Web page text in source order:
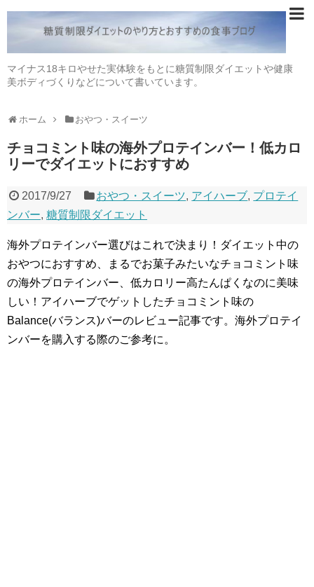
マイナス18キロやせた実体験をもとに糖質制限ダイエットや健康
美ボディづくりなどについて書いています。
ホーム おやつ・スイーツ
チョコミント味の海外プロテインバー！低カロ
リーでダイエットにおすすめ
2017/9/27 おやつ・スイーツ, アイハーブ, プロテイ
ンバー, 糖質制限ダイエット
海外プロテインバー選びはこれで決まり！ダイエット中の
おやつにおすすめ、まるでお菓子みたいなチョコミント味
の海外プロテインバー、低カロリー高たんぱくなのに美味
しい！アイハーブでゲットしたチョコミント味の
Balance(バランス)バーのレビュー記事です。海外プロテイ
ンバーを購入する際のご参考に。